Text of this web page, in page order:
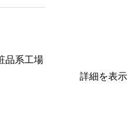
品系工場
詳細を表示